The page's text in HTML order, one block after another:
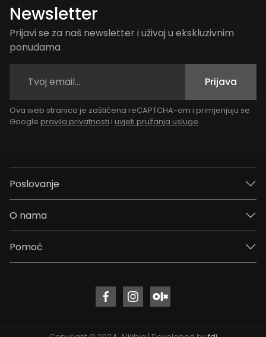
Newsletter
Prijavi se za naš newsletter i uživaj u ekskluzivnim
ponudama
Prijava
Ova web stranica je zaštićena reCAPTCHA-om i primjenjuju se
Google pravila privatnosti i uvjeti pružanja usluge.
Poslovanje
O nama
Pomoć